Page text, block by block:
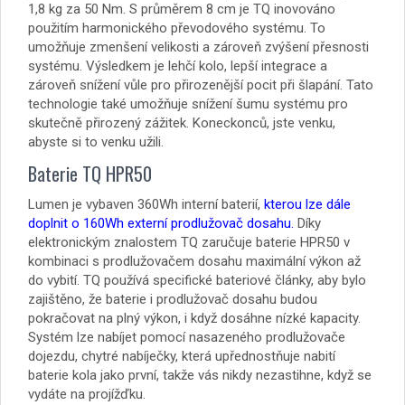
1,8 kg za 50 Nm. S průměrem 8 cm je TQ inovováno
použitím harmonického převodového systému. To
umožňuje zmenšení velikosti a zároveň zvýšení přesnosti
systému. Výsledkem je lehčí kolo, lepší integrace a
zároveň snížení vůle pro přirozenější pocit při šlapání. Tato
technologie také umožňuje snížení šumu systému pro
skutečně přirozený zážitek. Koneckonců, jste venku,
abyste si to venku užili.
Baterie TQ HPR50
Lumen je vybaven 360Wh interní baterií, kterou lze dále
doplnit o 160Wh externí prodlužovač dosahu. Díky
elektronickým znalostem TQ zaručuje baterie HPR50 v
kombinaci s prodlužovačem dosahu maximální výkon až
do vybití. TQ používá specifické bateriové články, aby bylo
zajištěno, že baterie i prodlužovač dosahu budou
pokračovat na plný výkon, i když dosáhne nízké kapacity.
Systém lze nabíjet pomocí nasazeného prodlužovače
dojezdu, chytré nabíječky, která upřednostňuje nabití
baterie kola jako první, takže vás nikdy nezastihne, když se
vydáte na projížďku.